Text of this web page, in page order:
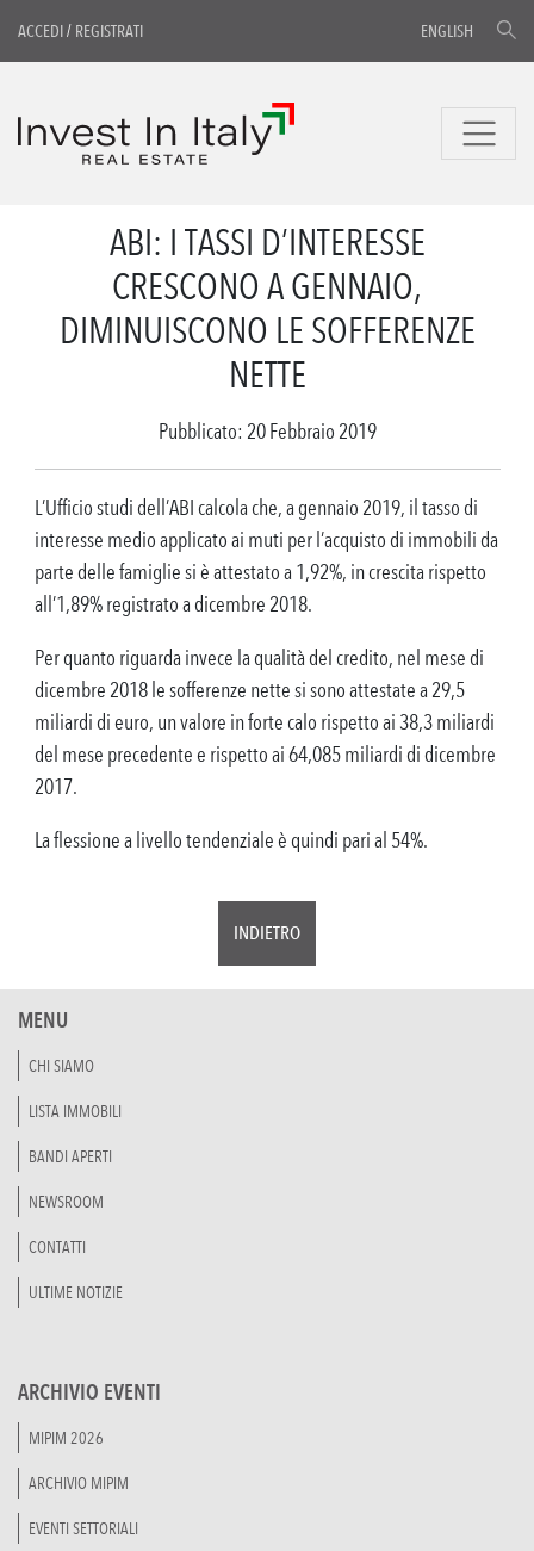
ACCEDI/ REGISTRATI ENGLISH
ABI: I TASSI D’INTERESSE
CRESCONO A GENNAIO,
DIMINUISCONO LE SOFFERENZE
NETTE
Pubblicato: 20 Febbraio 2019
L’Ufficio studi dell’ABI calcola che, a gennaio 2019, il tasso di
interesse medio applicato ai muti per l’acquisto di immobili da
parte delle famiglie si è attestato a 1,92%, in crescita rispetto
all’1,89% registrato a dicembre 2018.
Per quanto riguarda invece la qualità del credito, nel mese di
dicembre 2018 le sofferenze nette si sono attestate a 29,5
miliardi di euro, un valore in forte calo rispetto ai 38,3 miliardi
del mese precedente e rispetto ai 64,085 miliardi di dicembre
2017.
La flessione a livello tendenziale è quindi pari al 54%.
INDIETRO
MENU
CHI SIAMO
LISTA IMMOBILI
BANDI APERTI
NEWSROOM
CONTATTI
ULTIME NOTIZIE
ARCHIVIO EVENTI
MIPIM 2026
ARCHIVIO MIPIM
EVENTI SETTORIALI